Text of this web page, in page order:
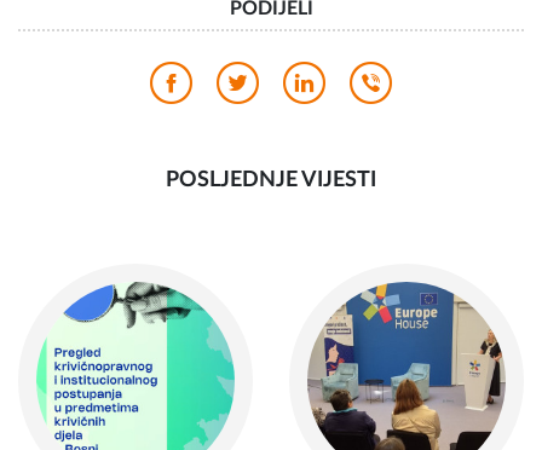
upravljaju Sigurnim kućama, predale u svojim aplikacijama.
PODIJELI